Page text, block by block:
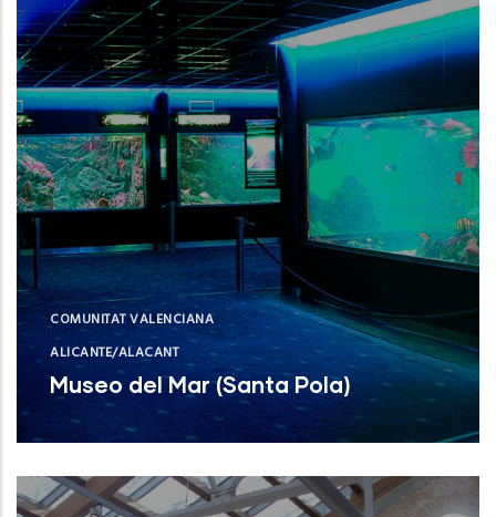
COMUNITAT VALENCIANA
ALICANTE/ALACANT
Museo del Mar (Santa Pola)
Museo del Mar (Santa Pola)NUEVO